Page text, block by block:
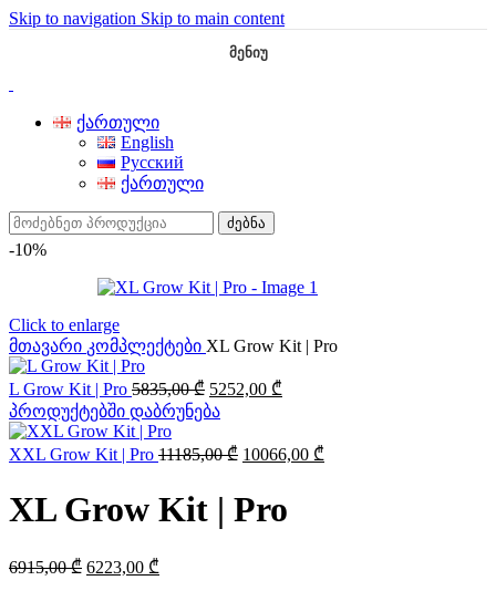
Skip to navigation Skip to main content
ᲛᲔᲜᲘᲣ
ქართული
English
Русский
ქართული
ძებნა
-10%
Click to enlarge
მთავარი კომპლექტები XL Grow Kit | Pro
L Grow Kit | Pro 5835,00₾ Original
price
was:
5835,00 ₾.
5252,00 ₾
5252,00 ₾.
პროდუქტებში დაბრუნება
XXL Grow Kit | Pro 11185,00₾ Original
11185,00 ₾.
10066,00 ₾
XL Grow Kit | Pro
6915,00₾ Original
6223,00 ₾